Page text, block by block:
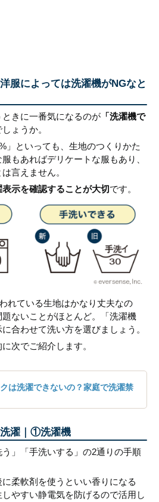
服によっては洗濯機がNGなと
きに一番気になるのが 「洗濯機で
ょうか。
」といっても、生地のつくりかた
もあればデリケートな服もあり、
言えません。
表示を確認することが大切です。
れている生地はかなり丈夫なの
ないことがほとんど。「洗濯機
合わせて洗い方を選びましょう。
次でご紹介します。
は洗濯できないの？家庭で洗濯禁
濯｜①洗濯機
」「手洗いする」の2通りの手順
柔軟剤を使うといい香りになる
しやすい静電気を防げるので活用し